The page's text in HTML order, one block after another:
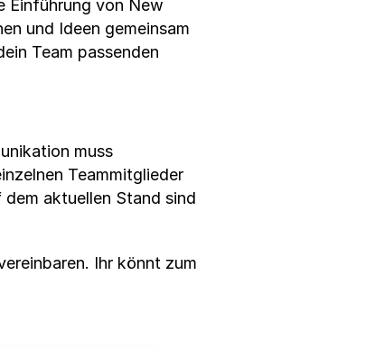
Einführung von New
und Ideen gemeinsam
Team passenden
muss
Teammitglieder
aktuellen Stand sind
Ihr könnt zum